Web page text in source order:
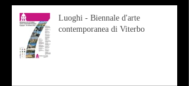
Luoghi - Biennale d'arte
contemporanea di Viterbo